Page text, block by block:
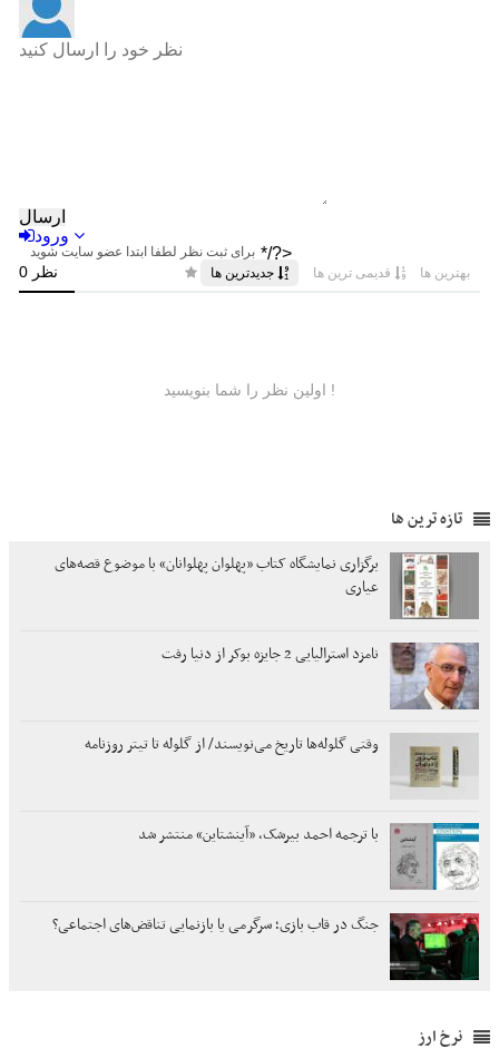
تازه ترین ها
برگزاری نمایشگاه کتاب «پهلوان پهلوانان» با موضوع قصه‌های
عیاری
نامزد استرالیایی 2 جایزه بوکر از دنیا رفت
وقتی گلوله‌ها تاریخ می‌نویسند/ از گلوله تا تیتر روزنامه
با ترجمه احمد بیرشک، «آینشتاین» منتشر شد
جنگ در قاب بازی؛ سرگرمی یا بازنمایی تناقض‌های اجتماعی؟
نرخ ارز